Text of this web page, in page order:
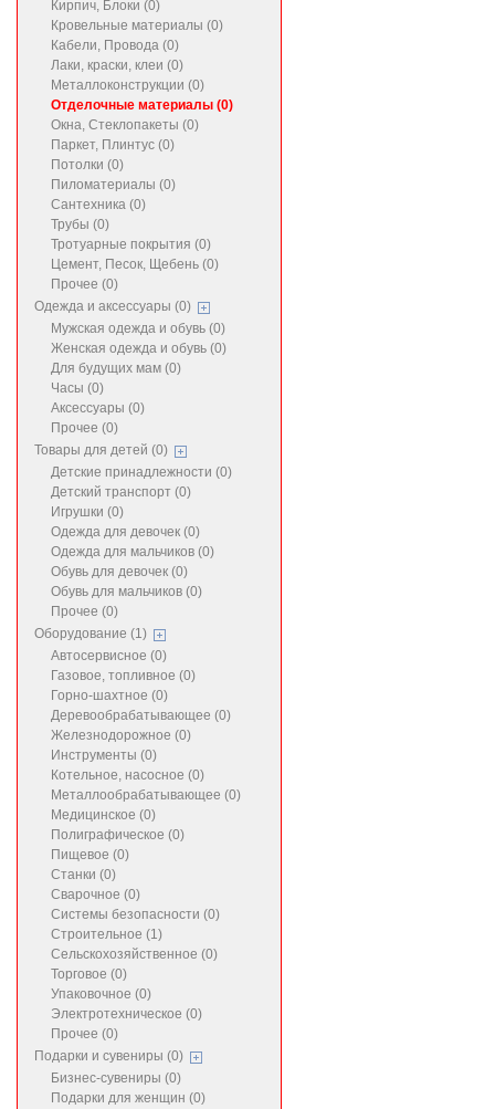
Кирпич, Блоки (0)
Кровельные материалы (0)
Кабели, Провода (0)
Лаки, краски, клеи (0)
Металлоконструкции (0)
Отделочные материалы (0)
Окна, Стеклопакеты (0)
Паркет, Плинтус (0)
Потолки (0)
Пиломатериалы (0)
Сантехника (0)
Трубы (0)
Тротуарные покрытия (0)
Цемент, Песок, Щебень (0)
Прочее (0)
Одежда и аксессуары (0)
Мужская одежда и обувь (0)
Женская одежда и обувь (0)
Для будущих мам (0)
Часы (0)
Аксессуары (0)
Прочее (0)
Товары для детей (0)
Детские принадлежности (0)
Детский транспорт (0)
Игрушки (0)
Одежда для девочек (0)
Одежда для мальчиков (0)
Обувь для девочек (0)
Обувь для мальчиков (0)
Прочее (0)
Оборудование (1)
Автосервисное (0)
Газовое, топливное (0)
Горно-шахтное (0)
Деревообрабатывающее (0)
Железнодорожное (0)
Инструменты (0)
Котельное, насосное (0)
Металлообрабатывающее (0)
Медицинское (0)
Полиграфическое (0)
Пищевое (0)
Станки (0)
Сварочное (0)
Системы безопасности (0)
Строительное (1)
Сельскохозяйственное (0)
Торговое (0)
Упаковочное (0)
Электротехническое (0)
Прочее (0)
Подарки и сувениры (0)
Бизнес-сувениры (0)
Подарки для женщин (0)